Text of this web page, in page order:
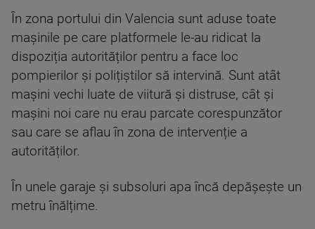
În zona portului din Valencia sunt aduse toate
mașinile pe care platformele le-au ridicat la
dispoziția autorităților pentru a face loc
pompierilor și polițiștilor să intervină. Sunt atât
mașini vechi luate de viitură și distruse, cât și
mașini noi care nu erau parcate corespunzător
sau care se aflau în zona de intervenție a
autorităților.
În unele garaje și subsoluri apa încă depășește un
metru înălțime.